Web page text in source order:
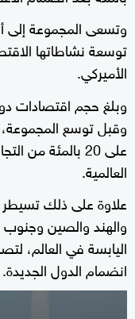
وتسعى المجموعة إلى
توسعة نشاطاتها
الأميركي.
على 20 بالمئة
العالمية.
علاوة على ذلك تسيطر
انضمام الدول الجديدة.